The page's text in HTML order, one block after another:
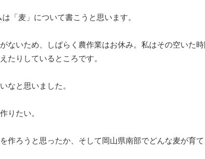
は「麦」について書こうと思います。
ないため、しばらく農作業はお休み。私はその空いた
たりしているところです。
なと思いました。
りたい。
作ろうと思ったか、そして岡山県南部でどんな麦が育